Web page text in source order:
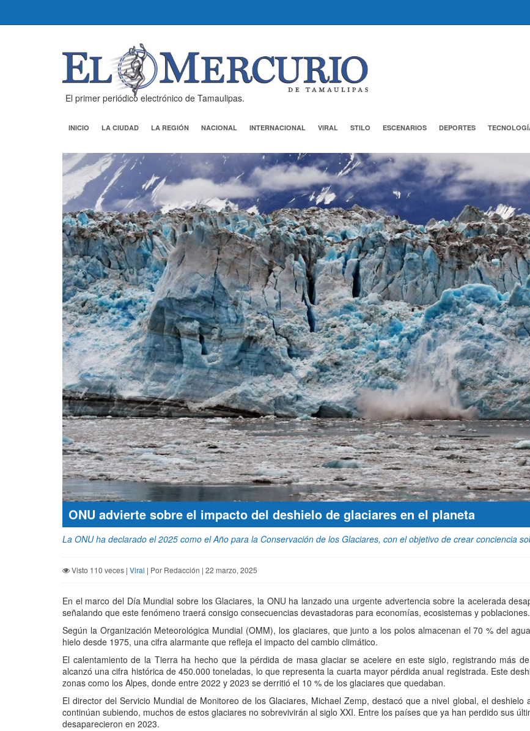
El primer periódico electrónico de Tamaulipas.
INICIO LA CIUDAD LA REGIÓN NACIONAL INTERNACIONAL VIRAL STILO ESCENARIOS DEPORTES
ONU advierte sobre el impacto del deshielo de glaciares en el planeta
La ONU ha declarado el 2025 como el Año para la Conservación de los Glaciares, con el objetivo de crear conciencia
Visto 110 veces | Viral | Por Redacción | 22 marzo, 2025
En el marco del Día Mundial sobre los Glaciares, la ONU ha lanzado una urgente advertencia sobre la acelerada
señalando que este fenómeno traerá consigo consecuencias devastadoras para economías, ecosistemas y poblaciones.
Según la Organización Meteorológica Mundial (OMM), los glaciares, que junto a los polos almacenan el 70 % del
hielo desde 1975, una cifra alarmante que refleja el impacto del cambio climático.
El calentamiento de la Tierra ha hecho que la pérdida de masa glaciar se acelere en este siglo, registrando más
alcanzó una cifra histórica de 450.000 toneladas, lo que representa la cuarta mayor pérdida anual registrada. Este
zonas como los Alpes, donde entre 2022 y 2023 se derritió el 10 % de los glaciares que quedaban.
El director del Servicio Mundial de Monitoreo de los Glaciares, Michael Zemp, destacó que a nivel global, el
continúan subiendo, muchos de estos glaciares no sobrevivirán al siglo XXI. Entre los países que ya han perdido sus
desaparecieron en 2023.